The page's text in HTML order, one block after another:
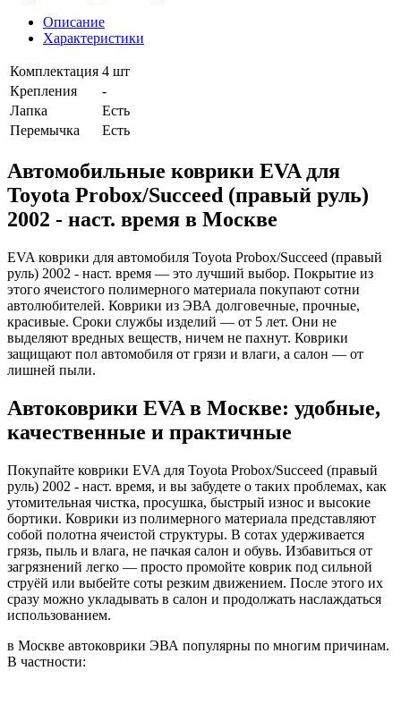
Описание
Характеристики
Комплектация 4 шт
Крепления
-
Лапка
Есть
Перемычка
Есть
Автомобильные коврики EVA для
Toyota Probox/Succeed (правый руль)
2002 - наст. время в Москве
EVA коврики для автомобиля Toyota Probox/Succeed (правый
руль) 2002 - наст. время — это лучший выбор. Покрытие из
этого ячеистого полимерного материала покупают сотни
автолюбителей. Коврики из ЭВА долговечные, прочные,
красивые. Сроки службы изделий — от 5 лет. Они не
выделяют вредных веществ, ничем не пахнут. Коврики
защищают пол автомобиля от грязи и влаги, а салон — от
лишней пыли.
Автоковрики EVA в Москве: удобные,
качественные и практичные
Покупайте коврики EVA для Toyota Probox/Succeed (правый
руль) 2002 - наст. время, и вы забудете о таких проблемах, как
утомительная чистка, просушка, быстрый износ и высокие
бортики. Коврики из полимерного материала представляют
собой полотна ячеистой структуры. В сотах удерживается
грязь, пыль и влага, не пачкая салон и обувь. Избавиться от
загрязнений легко — просто промойте коврик под сильной
струёй или выбейте соты резким движением. После этого их
сразу можно укладывать в салон и продолжать наслаждаться
использованием.
в Москве автоковрики ЭВА популярны по многим причинам.
В частности: